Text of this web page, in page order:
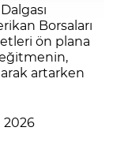
Borsaları
ön plana
eğitmenin,
artarken
2026